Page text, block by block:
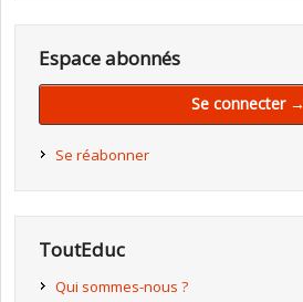
Espace abonnés
Se connecter →
Se réabonner
ToutEduc
Qui sommes-nous ?